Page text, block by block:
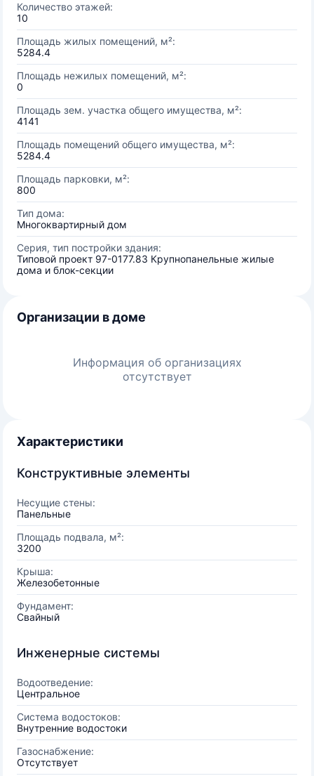
Количество этажей:
10
Площадь жилых помещений, м²:
5284.4
Площадь нежилых помещений, м²:
0
Площадь зем. участка общего имущества, м²:
4141
Площадь помещений общего имущества, м²:
5284.4
Площадь парковки, м²:
800
Тип дома:
Многоквартирный дом
Серия, тип постройки здания:
Типовой проект 97-0177.83 Крупнопанельные жилые
дома и блок-секции
Организации в доме
Информация об организациях
отсутствует
Характеристики
Конструктивные элементы
Несущие стены:
Панельные
Площадь подвала, м²:
3200
Крыша:
Железобетонные
Фундамент:
Свайный
Инженерные системы
Водоотведение:
Центральное
Система водостоков:
Внутренние водостоки
Газоснабжение:
Отсутствует